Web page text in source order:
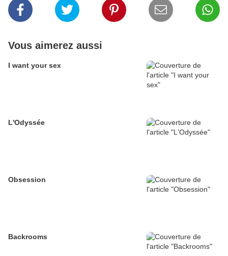
Vous aimerez aussi
I want your sex
L'Odyssée
Obsession
Backrooms